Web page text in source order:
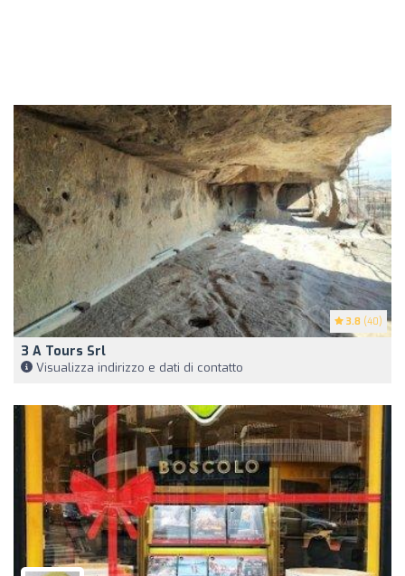
3.8 (40)
3 A Tours Srl
Visualizza indirizzo e dati di contatto